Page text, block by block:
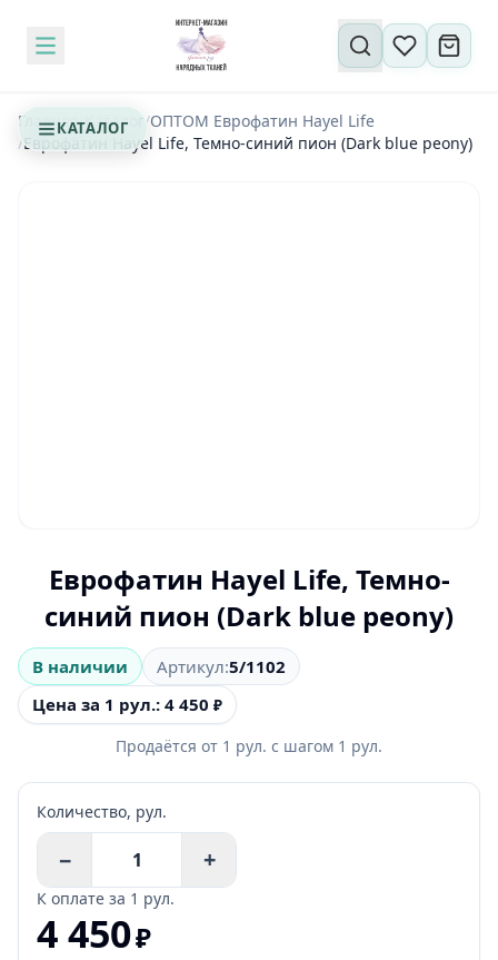
КАТАЛОГ
Поиск по сайту
Главная/Каталог/OПТОМ Еврофатин Hayel Life
/Еврофатин Hayel Life, Темно-синий пион (Dark blue peony)
Еврофатин Hayel Life, Темно-
синий пион (Dark blue peony)
В наличии Артикул:5/1102
Цена за 1 рул.: 4 450 ₽
Продаётся от 1 рул. с шагом 1 рул.
Количество, рул.
− +
К оплате за 1 рул.
4 450₽